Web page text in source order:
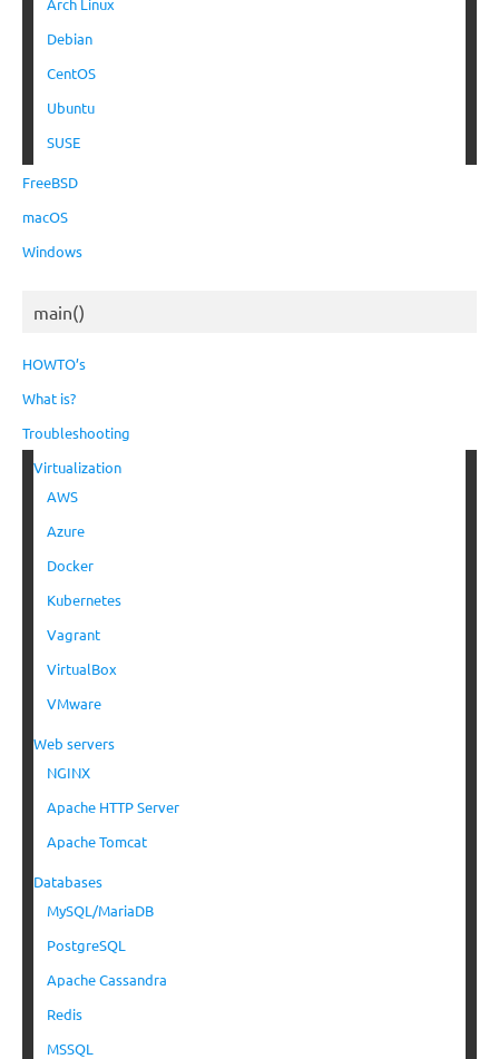
Debian
CentOS
Ubuntu
SUSE
FreeBSD
macOS
Windows
main()
HOWTO’s
What is?
Troubleshooting
Virtualization
AWS
Azure
Docker
Kubernetes
Vagrant
VirtualBox
VMware
Web servers
NGINX
Apache HTTP Server
Apache Tomcat
Databases
MySQL/MariaDB
PostgreSQL
Apache Cassandra
Redis
MSSQL